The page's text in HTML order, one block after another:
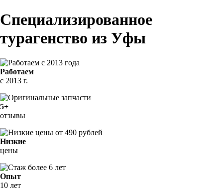
Специализированное
турагенство из Уфы
Работаем
с 2013 г.
5+
отзывы
Низкие
цены
Опыт
10 лет